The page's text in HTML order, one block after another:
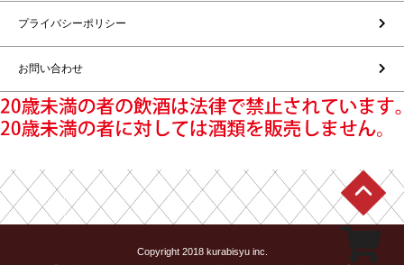
プライバシーポリシー
お問い合わせ
Copyright 2018 kurabisyu inc.